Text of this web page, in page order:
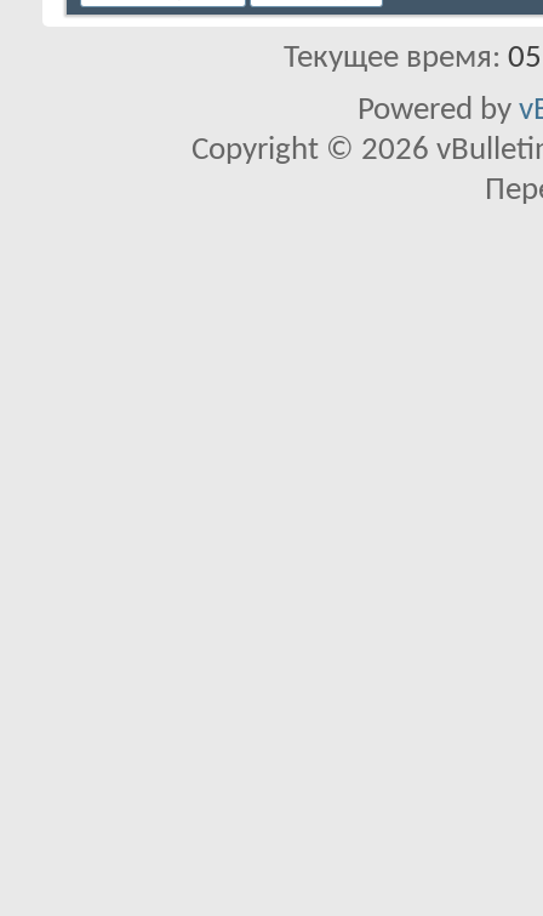
Текущее время:
Powered by
Copyright © 2026